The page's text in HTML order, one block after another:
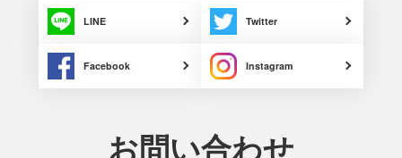
LINE Twitter
Facebook Instagram
お問い合わせ